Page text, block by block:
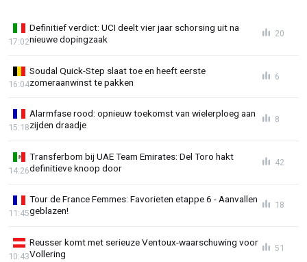
Definitief verdict: UCI deelt vier jaar schorsing uit na
nieuwe dopingzaak
17:02
20
Soudal Quick-Step slaat toe en heeft eerste
zomeraanwinst te pakken
16:04
6
Alarmfase rood: opnieuw toekomst van wielerploeg aan
zijden draadje
15:18
8
Transferbom bij UAE Team Emirates: Del Toro hakt
definitieve knoop door
14:26
42
Tour de France Femmes: Favorieten etappe 6 - Aanvallen
geblazen!
11:45
18
Reusser komt met serieuze Ventoux-waarschuwing voor
Vollering
10:43
51